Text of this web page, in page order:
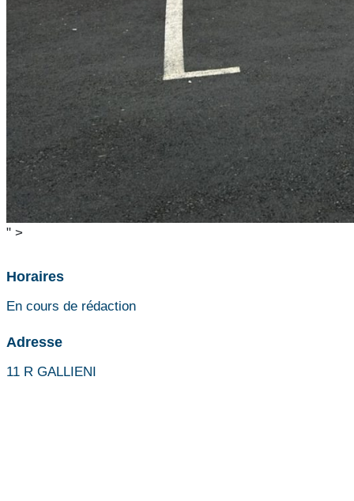
" >
Horaires
En cours de rédaction
Adresse
11 R GALLIENI